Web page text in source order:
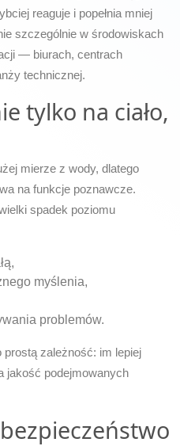
reaguje i popełnia mniej
szczególnie w środowiskach
— biurach, centrach
technicznej.
tylko na ciało,
mierze z wody, dlatego
na funkcje poznawcze.
spadek poziomu
myślenia,
problemów.
zależność: im lepiej
jakość podejmowanych